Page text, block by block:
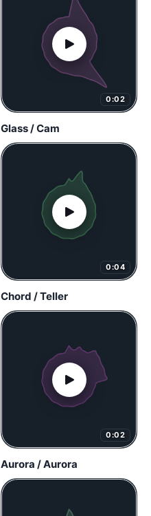
0:02
Glass / Cam
0:04
Chord / Teller
0:02
Aurora / Aurora